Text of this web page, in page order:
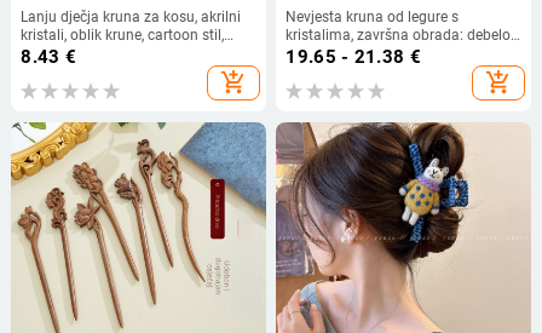
Lanju dječja kruna za kosu, akrilni
kristali, oblik krune, cartoon stil,
ultrazvučna obrada
8.43 €
add_shopping_cart
Nevjesta kruna od legure s
kristalima, završna obrada: debelo
srebro KC zlato, dijamantno
19.65 - 21.38 €
add_shopping_cart